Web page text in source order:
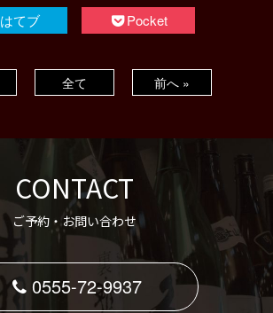
はてブ
Pocket
全て 前へ »
CONTACT
ご予約・お問い合わせ
0555-72-9937